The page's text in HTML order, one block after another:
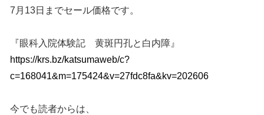
7月13日までセール価格です。
『眼科入院体験記 黄斑円孔と白内障』
https://krs.bz/katsumaweb/c?
c=168041&m=175424&v=27fdc8fa&kv=202606
今でも読者からは、